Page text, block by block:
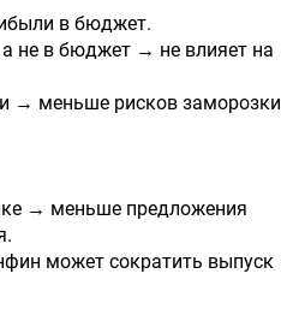
в бюджет.
не в бюджет → не влияет на
→ меньше рисков заморозки
→ меньше предложения
может сократить выпуск